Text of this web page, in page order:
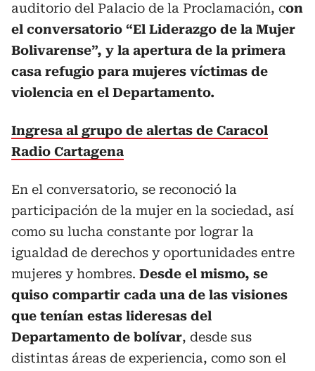
auditorio del Palacio de la Proclamación, con
el conversatorio “El Liderazgo de la Mujer
Bolivarense”, y la apertura de la primera
casa refugio para mujeres víctimas de
violencia en el Departamento.
Ingresa al grupo de alertas de Caracol
Radio Cartagena
En el conversatorio, se reconoció la
participación de la mujer en la sociedad, así
como su lucha constante por lograr la
igualdad de derechos y oportunidades entre
mujeres y hombres. Desde el mismo, se
quiso compartir cada una de las visiones
que tenían estas lideresas del
Departamento de bolívar, desde sus
distintas áreas de experiencia, como son el